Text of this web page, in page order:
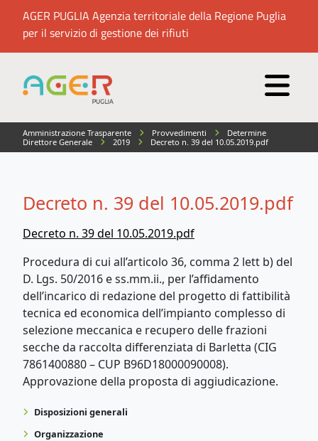
AGER PUGLIA Agenzia territoriale della Regione Puglia
per il servizio di gestione dei rifiuti
Amministrazione Trasparente Provvedimenti
Determine
Direttore Generale
2019 Decreto n. 39 del 10.05.2019.pdf
Disposizioni generali
Organizzazione
Decreto n. 39 del 10.05.2019.pdf
Decreto n. 39 del 10.05.2019.pdf
Procedura di cui all’articolo 36, comma 2 lett b) del
D. Lgs. 50/2016 e ss.mm.ii., per l’affidamento
dell’incarico di redazione del progetto di fattibilità
tecnica ed economica dell’impianto complesso di
selezione meccanica e recupero delle frazioni
secche da raccolta differenziata di Barletta (CIG
7861400880 – CUP B96D18000090008).
Approvazione della proposta di aggiudicazione.